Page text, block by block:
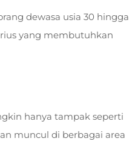
dewasa usia 30 hingga
yang membutuhkan
hanya tampak seperti
muncul di berbagai area